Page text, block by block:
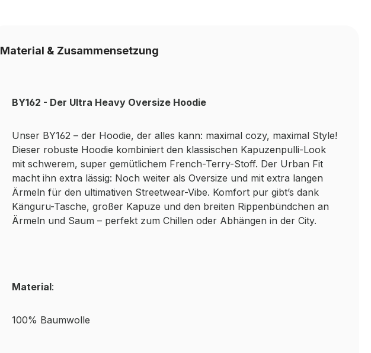
Material & Zusammensetzung
BY162 - Der Ultra Heavy Oversize Hoodie
Unser BY162 – der Hoodie, der alles kann: maximal cozy, maximal Style!
Dieser robuste Hoodie kombiniert den klassischen Kapuzenpulli-Look
mit schwerem, super gemütlichem French-Terry-Stoff. Der Urban Fit
macht ihn extra lässig: Noch weiter als Oversize und mit extra langen
Ärmeln für den ultimativen Streetwear-Vibe. Komfort pur gibt’s dank
Känguru-Tasche, großer Kapuze und den breiten Rippenbündchen an
Ärmeln und Saum – perfekt zum Chillen oder Abhängen in der City.
Material:
100% Baumwolle